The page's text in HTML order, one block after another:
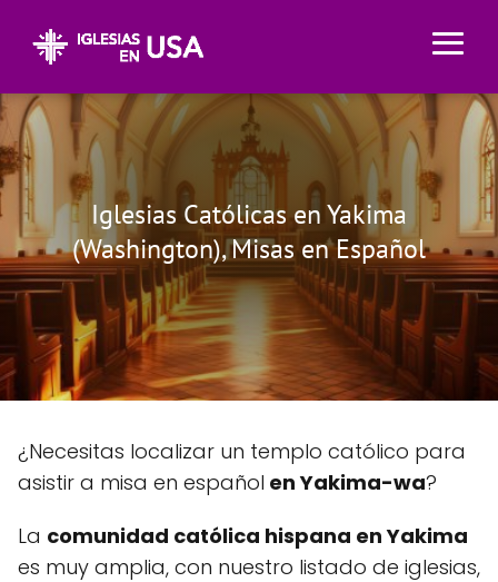
Iglesias Católicas en Yakima
(Washington), Misas en Español
¿Necesitas localizar un templo católico para
asistir a misa en español en Yakima-wa?
La comunidad católica hispana en Yakima
es muy amplia, con nuestro listado de iglesias,